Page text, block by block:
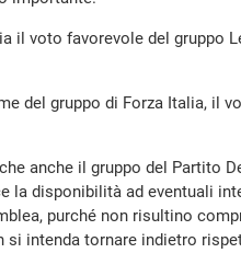
il voto favorevole del gruppo
del gruppo di Forza Italia, il
anche il gruppo del Partito
la disponibilità ad eventuali
purché non risultino
intenda tornare indietro